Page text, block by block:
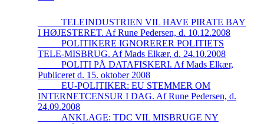
_____TELEINDUSTRIEN VIL HAVE PIRATE BAY
I HØJESTERET. Af Rune Pedersen, d. 10.12.2008
_____POLITIKERE IGNORERER POLITIETS
TELE-MISBRUG. Af Mads Elkær, d. 24.10.2008
_____POLITI PÅ DATAFISKERI. Af Mads Elkær,
Publiceret d. 15. oktober 2008
_____EU-POLITIKER: EU STEMMER OM
INTERNETCENSUR I DAG. Af Rune Pedersen, d.
24.09.2008
_____ANKLAGE: TDC VIL MISBRUGE NY